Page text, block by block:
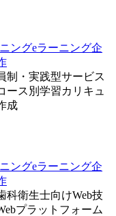
ングeラーニング企
制・実践型サービス
ース別学習カリキュ
成
ングeラーニング企
衛生士向けWeb技
プラットフォーム